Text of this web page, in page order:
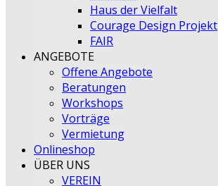
Haus der Vielfalt
Courage Design Projekt
FAIR
ANGEBOTE
Offene Angebote
Beratungen
Workshops
Vorträge
Vermietung
Onlineshop
ÜBER UNS
VEREIN